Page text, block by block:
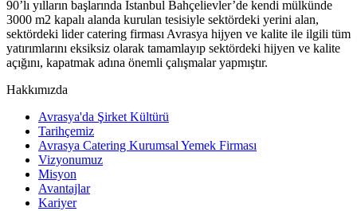
90’lı yılların başlarında İstanbul Bahçelievler’de kendi mülkünde
3000 m2 kapalı alanda kurulan tesisiyle sektördeki yerini alan,
sektördeki lider catering firması Avrasya hijyen ve kalite ile ilgili tüm
yatırımlarını eksiksiz olarak tamamlayıp sektördeki hijyen ve kalite
açığını, kapatmak adına önemli çalışmalar yapmıştır.
Hakkımızda
Avrasya'da Şirket Kültürü
Tarihçemiz
Avrasya Catering Kurumsal Yemek Firması
Vizyonumuz
Misyon
Avantajlar
Kariyer